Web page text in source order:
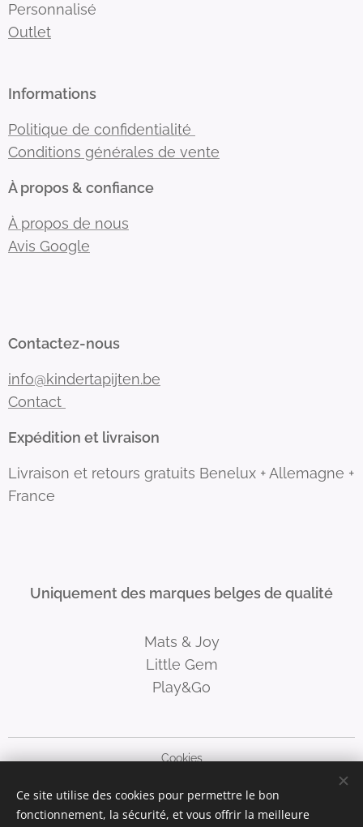
Personnalisé
Outlet
Informations
Politique de confidentialité
Conditions générales de vente
À propos & confiance
À propos de nous
Avis Google
Contactez-nous
info@kindertapijten.be
Contact
Expédition et livraison
Livraison et retours gratuits Benelux + Allemagne +
France
Uniquement des marques belges de qualité
Mats & Joy
Little Gem
Play&Go
Cookies
Langues
Nederlands
Français Deutsch English
Ce site utilise des cookies pour permettre le bon
fonctionnement, la sécurité, et vous offrir la meilleure